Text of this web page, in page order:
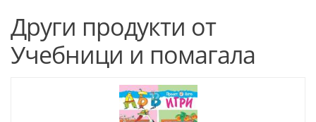
Други продукти от
Учебници и помагала